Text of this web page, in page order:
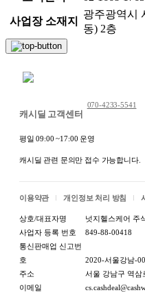
사업장 소재지
광주광역시
동) 2층
캐시딜 고객센터
070-4233-5541
평일 09:00 ~17:00 운영
캐시딜 관련 문의만 접수 가능합니다.
이용약관 개인정보 처리 방침
상호/대표자명
넛지헬스케어 주
사업자 등록 번호
849-88-00418
통신판매업 신고번
호
2020-서울강남-
주소
서울 강남구 역삼
이메일